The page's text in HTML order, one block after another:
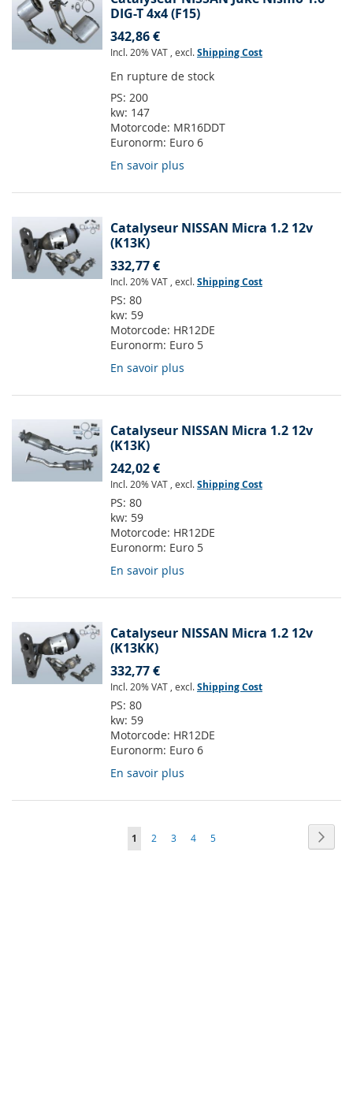
DIG-T 4x4 (F15)
342,86 €
Incl. 20% VAT , excl.Shipping Cost
En rupture de stock
PS: 200
kw: 147
Motorcode: MR16DDT
Euronorm: Euro 6
En savoir plus
Catalyseur NISSAN Micra 1.2 12v
(K13K)
332,77 €
Incl. 20% VAT , excl.Shipping Cost
PS: 80
kw: 59
Motorcode: HR12DE
Euronorm: Euro 5
En savoir plus
Catalyseur NISSAN Micra 1.2 12v
(K13K)
242,02 €
Incl. 20% VAT , excl.Shipping Cost
PS: 80
kw: 59
Motorcode: HR12DE
Euronorm: Euro 5
En savoir plus
Catalyseur NISSAN Micra 1.2 12v
(K13KK)
332,77 €
Incl. 20% VAT , excl.Shipping Cost
PS: 80
kw: 59
Motorcode: HR12DE
Euronorm: Euro 6
En savoir plus
Page
Vous
1 Page
2 Page
3 Page
4 Page
5